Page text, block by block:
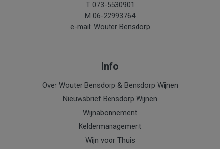
T 073-5530901
M 06-22993764
e-mail: Wouter Bensdorp
Info
Over Wouter Bensdorp & Bensdorp Wijnen
Nieuwsbrief Bensdorp Wijnen
Wijnabonnement
Keldermanagement
Wijn voor Thuis